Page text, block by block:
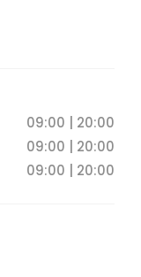
09:00 | 20:00
09:00 | 20:00
09:00 | 20:00